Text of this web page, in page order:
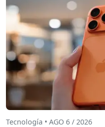
Tecnología • AGO 6 / 2026